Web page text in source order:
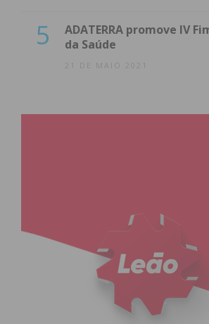
5
ADATERRA promove IV
da Saúde
21 DE MAIO 2021